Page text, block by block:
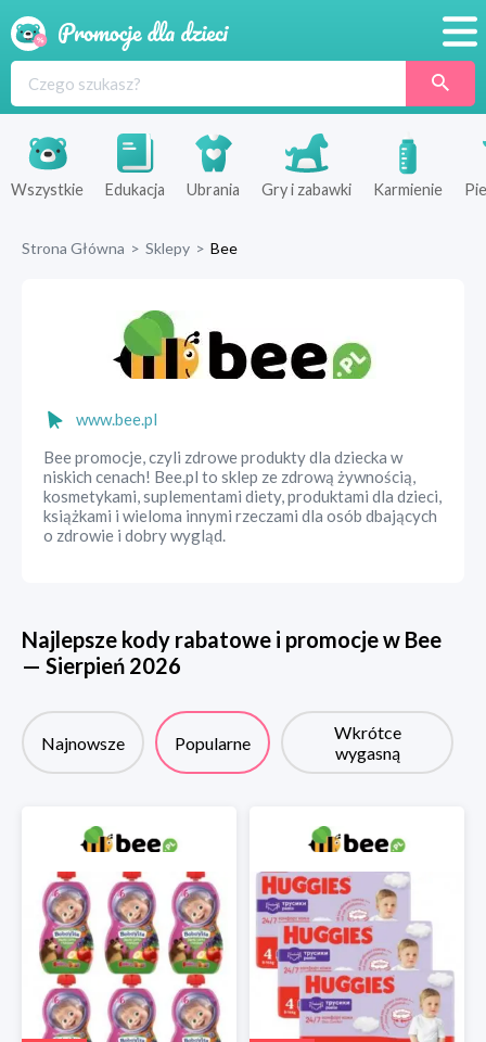
Produkty
Sklepy
Wszystkie Edukacja Ubrania Gry i zabawki Karmienie
Strona Główna > Sklepy > Bee
www.bee.pl
Bee promocje, czyli zdrowe produkty dla dziecka w
niskich cenach! Bee.pl to sklep ze zdrową żywnością,
kosmetykami, suplementami diety, produktami dla dzieci,
książkami i wieloma innymi rzeczami dla osób dbających
o zdrowie i dobry wygląd.
Najlepsze kody rabatowe i promocje w Bee
— Sierpień 2026
Najnowsze Popularne
Wkrótce
wygasną